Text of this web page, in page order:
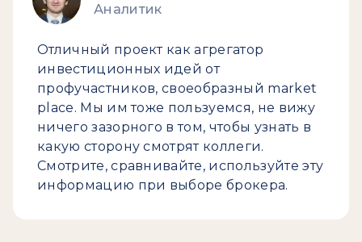
Аналитик
Отличный проект как агрегатор
инвестиционных идей от
профучастников, своеобразный market
place. Мы им тоже пользуемся, не вижу
ничего зазорного в том, чтобы узнать в
какую сторону смотрят коллеги.
Смотрите, сравнивайте, используйте эту
информацию при выборе брокера.